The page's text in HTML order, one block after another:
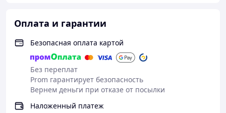
Оплата и гарантии
Безопасная оплата картой
Без переплат
Prom гарантирует безопасность
Вернем деньги при отказе от посылки
Наложенный платеж